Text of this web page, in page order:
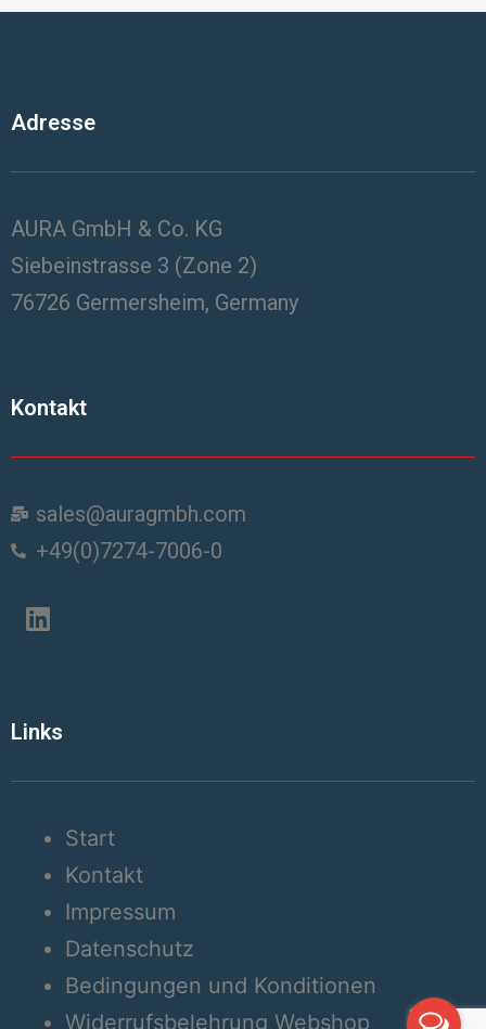
Adresse
AURA GmbH & Co. KG
Siebeinstrasse 3 (Zone 2)
76726 Germersheim, Germany
Kontakt
sales@auragmbh.com
+49(0)7274-7006-0
Links
Start
Kontakt
Impressum
Datenschutz
Bedingungen und Konditionen
Widerrufsbelehrung Webshop